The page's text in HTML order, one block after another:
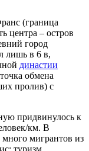
(граница
центра – остров
город
лишь в 6 в,
династии
обмена
пролив) с
придвинулось к
км. В
много мигрантов из
туризм,